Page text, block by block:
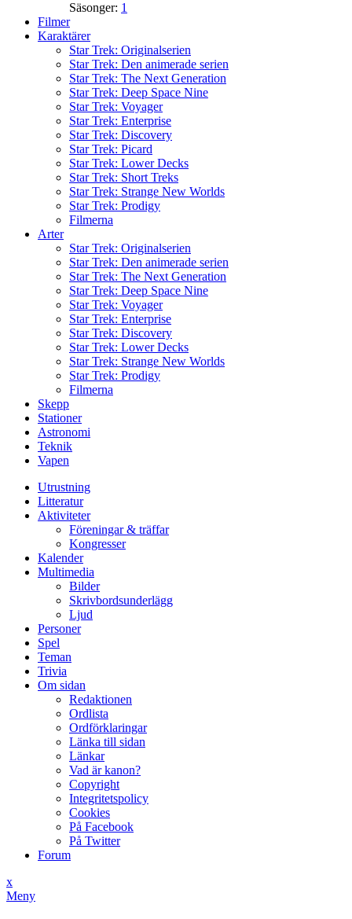
Säsonger: 1
Filmer
Karaktärer
Star Trek: Originalserien
Star Trek: Den animerade serien
Star Trek: The Next Generation
Star Trek: Deep Space Nine
Star Trek: Voyager
Star Trek: Enterprise
Star Trek: Discovery
Star Trek: Picard
Star Trek: Lower Decks
Star Trek: Short Treks
Star Trek: Strange New Worlds
Star Trek: Prodigy
Filmerna
Arter
Star Trek: Originalserien
Star Trek: Den animerade serien
Star Trek: The Next Generation
Star Trek: Deep Space Nine
Star Trek: Voyager
Star Trek: Enterprise
Star Trek: Discovery
Star Trek: Lower Decks
Star Trek: Strange New Worlds
Star Trek: Prodigy
Filmerna
Skepp
Stationer
Astronomi
Teknik
Vapen
Utrustning
Litteratur
Aktiviteter
Föreningar & träffar
Kongresser
Kalender
Multimedia
Bilder
Skrivbordsunderlägg
Ljud
Personer
Spel
Teman
Trivia
Om sidan
Redaktionen
Ordlista
Ordförklaringar
Länka till sidan
Länkar
Vad är kanon?
Copyright
Integritetspolicy
Cookies
På Facebook
På Twitter
Forum
x
Meny